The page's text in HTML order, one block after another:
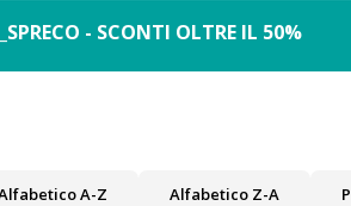
- SCONTI OLTRE IL 50%
A-Z Alfabetico Z-A